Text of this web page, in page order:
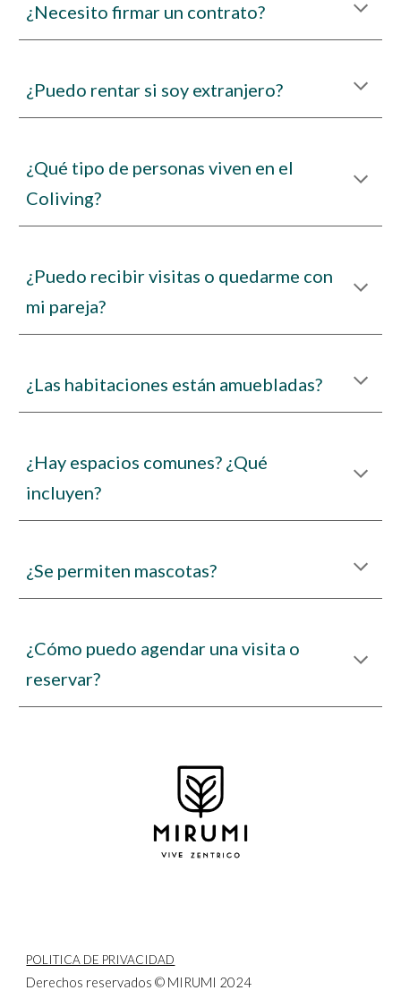
¿Necesito firmar un contrato?
¿Puedo rentar si soy extranjero?
¿Qué tipo de personas viven en el
Coliving?
¿Puedo recibir visitas o quedarme con
mi pareja?
¿Las habitaciones están amuebladas?
¿Hay espacios comunes? ¿Qué
incluyen?
¿Se permiten mascotas?
¿Cómo puedo agendar una visita o
reservar?
POLITICA DE PRIVACIDAD
Derechos reservados © MIRUMI 2024